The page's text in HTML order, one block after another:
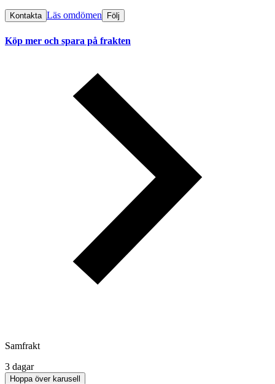
Kontakta Läs omdömen Följ
Köp mer och spara på frakten
Samfrakt
3 dagar
Hoppa över karusell